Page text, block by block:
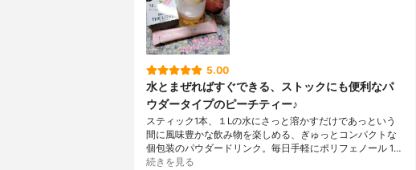
5.00
水とまぜればすぐできる、ストックにも便利なパ
ウダータイプのピーチティー♪
スティック1本、１Lの水にさっと溶かすだけであっという
間に風味豊かな飲み物を楽しめる、ぎゅっとコンパクトな
個包装のパウダードリンク。毎日手軽にポリフェノール 1…
続きを見る